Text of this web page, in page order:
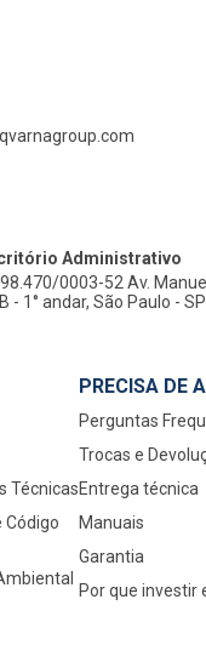
Administrativo
0003-52 Av.
- 1° andar, São Paulo - SP
Técnicas
Código
PRECISA DE
Perguntas
Trocas e
Entrega técnica
Manuais
Garantia
Por que investir